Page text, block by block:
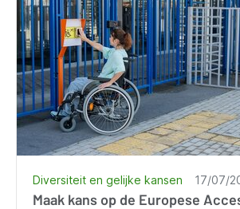
Maak kans op de Europese
Diversiteit en gelijke kansen 17/07/